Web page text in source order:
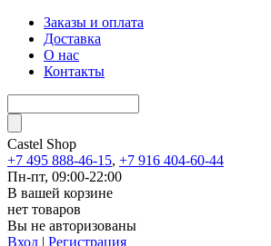
Заказы и оплата
Доставка
О нас
Контакты
Castel Shop
+7 495 888-46-15, +7 916 404-60-44
Пн-пт, 09:00-22:00
В вашей корзине
нет товаров
Вы не авторизованы
Вход | Регистрация